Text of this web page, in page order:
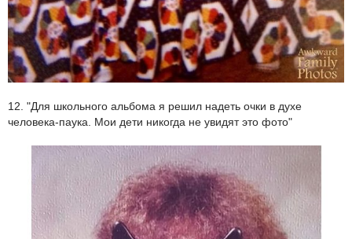
12. "Для школьного альбома я решил надеть очки в духе
человека-паука. Мои дети никогда не увидят это фото"